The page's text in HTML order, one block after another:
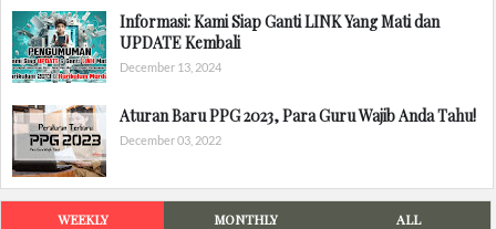
Informasi: Kami Siap Ganti LINK Yang Mati dan
UPDATE Kembali
December 13, 2024
Aturan Baru PPG 2023, Para Guru Wajib Anda Tahu!
December 03, 2022
WEEKLY MONTHLY ALL